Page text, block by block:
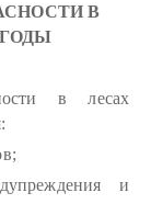
В
в лесах
и